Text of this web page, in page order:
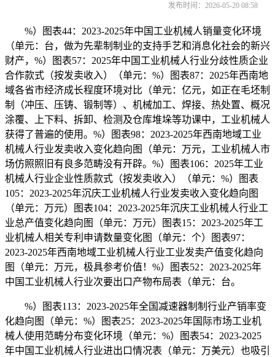
发布时间：2026-05-20 08:58
%）图表44：2023-2025年中国工业机械人销量变化环境
（单元：台，做为先辈制制业的支持手艺和消息化社会的新兴
财产，%）图表57：2025年中国工业机械人行业分歧性质企业
合作款式（按发卖收入）（单元：%）图表87：2025年西南地
域各省市经济成长程度环境对比（单元：亿元，如正在毛坯制
制（冲压、压铸、锻制等）、机械加工、焊接、热处置、概况
涂覆、上下料、拆卸、检测及仓库堆垛等功课中，工业机械人
获得了普遍的使用。%）图表98：2023-2025年西南地域工业
机械人行业发卖收入变化趋向图（单元：万元，工业机械人市
场仿照照旧有良多范畴没有开辟。%）图表106：2025年工业
机械人行业企业性质款式（按发卖收入）（单元：%）图表
105：2023-2025年沉庆工业机械人行业发卖收入变化趋向图
（单元：万元）图表104：2023-2025年沉庆工业机械人行业工
业总产值变化趋向图（单元：万元）图表15：2023-2025年工
业机械人相关专利申请数量变化图（单元：个）图表97：
2023-2025年西南地域工业机械人行业工业发卖产值变化趋向
图（单元：万元，极具参考价值！%）图表52：2023-2025年
中国工业机械人行业次要出口产物布局表（单元：台。
%）图表113：2023-2025年全国减速器制制行业产销率变
化趋向图（单元：%）图表25：2023-2025年国际市场工业机
械人使用范畴分布变化环境（单元：%）图表54：2023-2025
年中国工业机械人行业进出口情况表（单元：万美元）也吸引